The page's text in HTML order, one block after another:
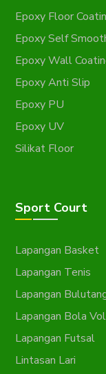
Epoxy Floor
Epoxy Self
Epoxy Wall
Epoxy Anti Slip
Epoxy PU
Epoxy UV
Silikat Floor
Sport Court
Lapangan Basket
Lapangan Tenis
Lapangan
Lapangan Bola
Lapangan Futsal
Lintasan Lari